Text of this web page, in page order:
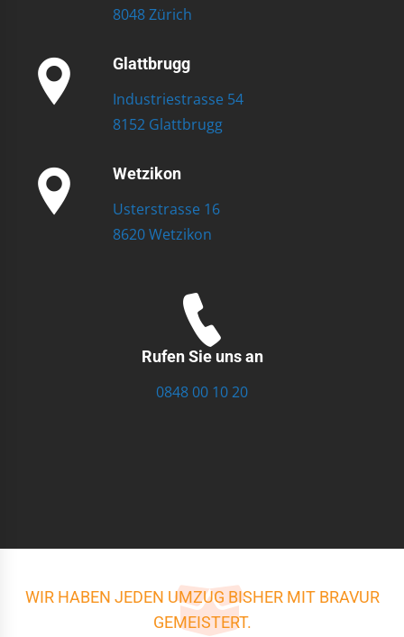
8048 Zürich
Glattbrugg
Industriestrasse 54
8152 Glattbrugg
Wetzikon
Usterstrasse 16
8620 Wetzikon
Rufen Sie uns an
0848 00 10 20
WIR HABEN JEDEN UMZUG BISHER MIT BRAVUR
GEMEISTERT.